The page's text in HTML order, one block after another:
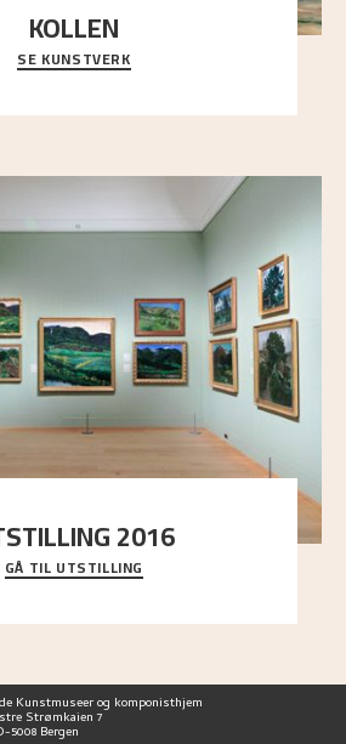
KOLLEN
dominerer bildeflaten, og står i
til det spinkle rognetreet ute
SE KUNSTVERK
2016
oversikt over Nikolai Astrups
debuten i 1900 og frem til i dag.
GÅ TIL UTSTILLING
Kunstmuseer og komponisthjem
Strømkaien 7
5008 Bergen